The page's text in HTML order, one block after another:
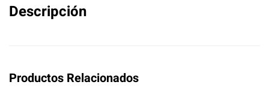
Descripción
Productos Relacionados